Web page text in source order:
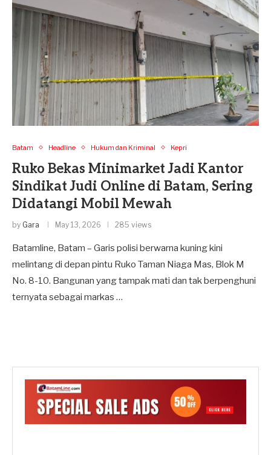
Batam Headline Hukum dan Kriminal Kepri
Ruko Bekas Minimarket Jadi Kantor
Sindikat Judi Online di Batam, Sering
Didatangi Mobil Mewah
by Gara May 13, 2026 285 views
​Batamline, Batam – Garis polisi berwarna kuning kini
melintang di depan pintu Ruko Taman Niaga Mas, Blok M
No. 8-10. Bangunan yang tampak mati dan tak berpenghuni
ternyata sebagai markas …